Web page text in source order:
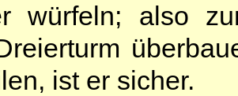
würfeln; also
ist er sicher.